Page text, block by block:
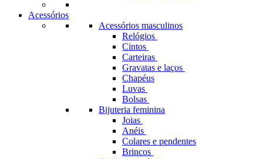
Acessórios
Acessórios masculinos
Relógios
Cintos
Carteiras
Gravatas e laços
Chapéus
Luvas
Bolsas
Bijuteria feminina
Joias
Anéis
Colares e pendentes
Brincos